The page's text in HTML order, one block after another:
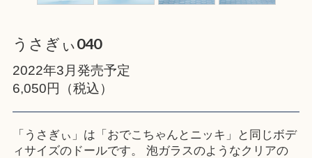
うさぎぃ040
2022年3月発売予定
6,050円（税込）
「うさぎぃ」は「おでこちゃんとニッキ」と同じボデ
ィサイズのドールです。 泡ガラスのようなクリアの